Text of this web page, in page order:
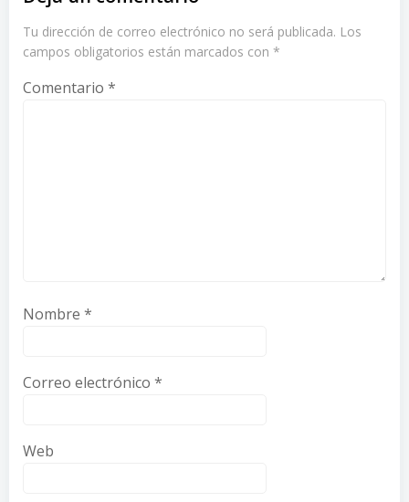
Tu dirección de correo electrónico no será publicada. Los
campos obligatorios están marcados con *
Comentario *
Nombre *
Correo electrónico *
Web